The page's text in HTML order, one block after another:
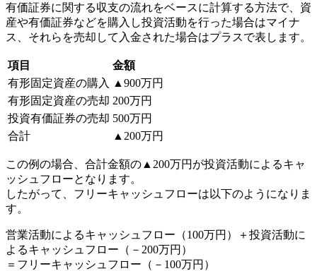
有価証券に関する収支の流れをベースに計算する方法で、資
産や有価証券などを購入し投資活動を行った場合はマイナ
ス、それらを売却して入金された場合はプラスで表します。
項目
金額
有形固定資産の購入
▲900万円
有形固定資産の売却 200万円
投資有価証券の売却 500万円
合計
▲200万円
この例の場合、合計金額の▲200万円が投資活動によるキャ
ッシュフローとなります。
したがって、フリーキャッシュフローは以下のようになりま
す。
営業活動によるキャッシュフロー（100万円）＋投資活動に
よるキャッシュフロー（－200万円）
＝フリーキャッシュフロー（－100万円）